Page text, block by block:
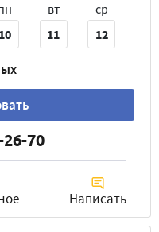
10
вт
11
ср
12
70
Написать